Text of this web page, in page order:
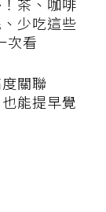
少吃這些
次看
關聯
能提早覺